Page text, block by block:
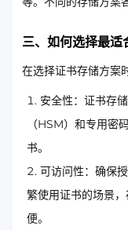
三、如何选择最适
在选择证书存储方案
安全性：证书存
（HSM）和专用密
书。
可访问性：确保
繁使用证书的场景
便。